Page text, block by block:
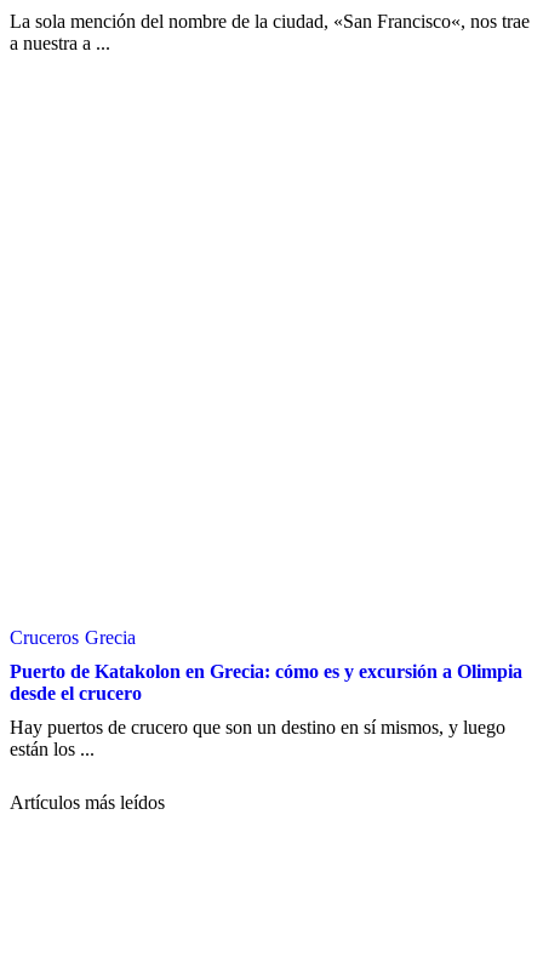
La sola mención del nombre de la ciudad, «San Francisco«, nos trae
a nuestra a ...
Cruceros Grecia
Puerto de Katakolon en Grecia: cómo es y excursión a Olimpia
desde el crucero
Hay puertos de crucero que son un destino en sí mismos, y luego
están los ...
Artículos más leídos